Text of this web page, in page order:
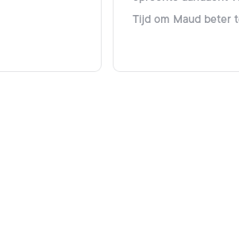
Tijd om Maud beter